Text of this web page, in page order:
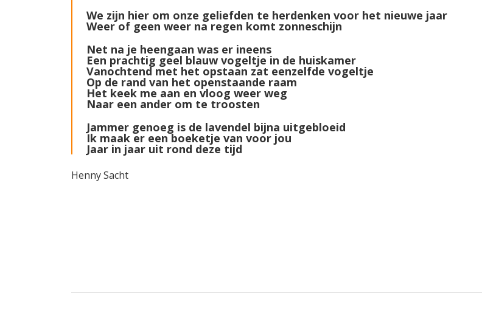
We zijn hier om onze geliefden te herdenken voor het nieuwe jaar
Weer of geen weer na regen komt zonneschijn
Net na je heengaan was er ineens
Een prachtig geel blauw vogeltje in de huiskamer
Vanochtend met het opstaan zat eenzelfde vogeltje
Op de rand van het openstaande raam
Het keek me aan en vloog weer weg
Naar een ander om te troosten
Jammer genoeg is de lavendel bijna uitgebloeid
Ik maak er een boeketje van voor jou
Jaar in jaar uit rond deze tijd
Henny Sacht